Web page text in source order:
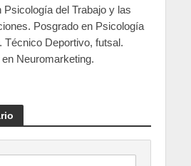
Psicología del Trabajo y las
Posgrado en Psicología
Técnico Deportivo, futsal.
Neuromarketing.